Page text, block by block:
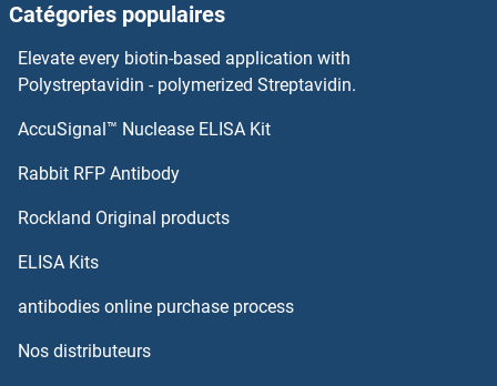
Catégories populaires
Elevate every biotin-based application with
Polystreptavidin - polymerized Streptavidin.
AccuSignal™ Nuclease ELISA Kit
Rabbit RFP Antibody
Rockland Original products
ELISA Kits
antibodies online purchase process
Nos distributeurs